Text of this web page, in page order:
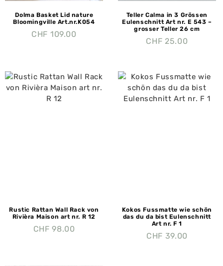
Dolma Basket Lid nature
Bloomingville Art.nr.K054
CHF 109.00
Teller Calma in 3 Grössen
Eulenschnitt Art nr. E 543 –
grosser Teller 26 cm
CHF 25.00
Rustic Rattan Wall Rack von
Rivièra Maison art nr. R 12
CHF 98.00
Kokos Fussmatte wie schön
das du da bist Eulenschnitt
Art nr. F 1
CHF 39.00